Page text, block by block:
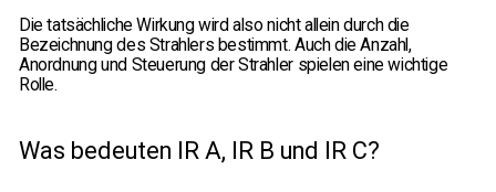
Die tatsächliche Wirkung wird also nicht allein durch die
Bezeichnung des Strahlers bestimmt. Auch die Anzahl,
Anordnung und Steuerung der Strahler spielen eine wichtige
Rolle.
Was bedeuten IR A, IR B und IR C?